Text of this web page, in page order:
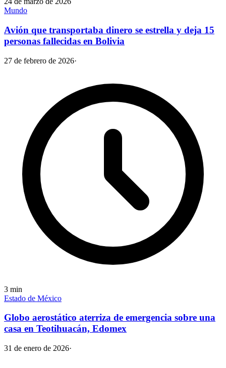
Mundo
Avión que transportaba dinero se estrella y deja 15
personas fallecidas en Bolivia
27 de febrero de 2026·
3 min
Estado de México
Globo aerostático aterriza de emergencia sobre una
casa en Teotihuacán, Edomex
31 de enero de 2026·